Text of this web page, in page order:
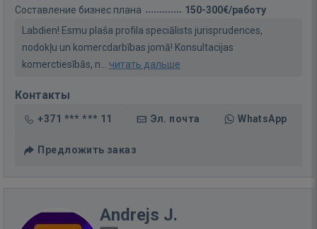
Составление бизнес плана
150-300€/работу
Labdien! Esmu plaša profila speciālists jurisprudences,
nodokļu un komercdarbības jomā! Konsultacijas
komerctiesībās, n... читать дальше
Контакты
+371 *** *** 11 Эл. почта WhatsApp
Предложить заказ
Andrejs J.